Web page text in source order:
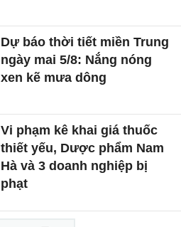
Dự báo thời tiết miền Trung
ngày mai 5/8: Nắng nóng
xen kẽ mưa dông
Vi phạm kê khai giá thuốc
thiết yếu, Dược phẩm Nam
Hà và 3 doanh nghiệp bị
phạt